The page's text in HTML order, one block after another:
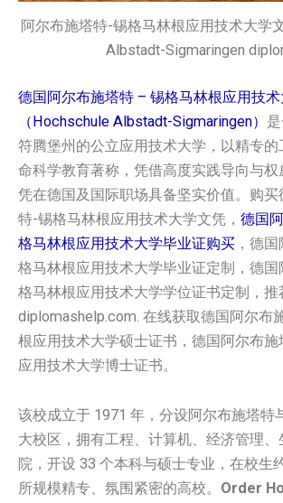
阿尔布施塔特-锡格马林根应用技术大学
Albstadt-Sigmaringen
德国阿尔布施塔特 – 锡格马林根应用技术
（Hochschule Albstadt-Sigmaringen）
符腾堡州的公立应用技术大学，以精专的
命科学教育著称，凭借高度实践导向与权
凭在德国及国际职场具备坚实价值。购买
特-锡格马林根应用技术大学‌‌‌‌‌‌‌‌文凭， 德国
格马林根应用技术大学‌‌‌‌‌‌‌‌毕业证购买 ，德
格马林根应用技术大学‌‌‌‌‌‌‌‌毕业证定制，德
格马林根应用技术大学‌‌‌‌‌‌‌‌学位证书定制，推
diplomashelp.com. 在线获取德国阿尔布
根应用技术大学‌‌‌‌‌‌‌‌硕士证书，德国阿尔布
应用技术大学‌‌‌‌‌‌‌‌博士证书。
该校成立于 1971 年，分设阿尔布施塔特
大校区，拥有工程、计算机、经济管理
院，开设 33 个本科与硕士专业，在校生
所规模精专、氛围紧密的高校。 Order